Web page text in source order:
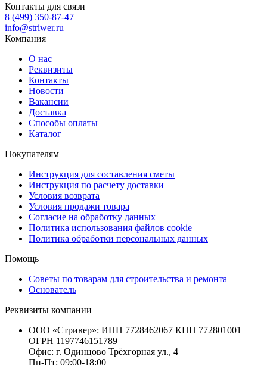
Контакты для связи
8 (499) 350-87-47
info@striwer.ru
Компания
О нас
Реквизиты
Контакты
Новости
Вакансии
Доставка
Способы оплаты
Каталог
Покупателям
Инструкция для составления сметы
Инструкция по расчету доставки
Условия возврата
Условия продажи товара
Согласие на обработку данных
Политика использования файлов cookie
Политика обработки персональных данных
Помощь
Советы по товарам для строительства и ремонта
Основатель
Реквизиты компании
ООО «Стривер»: ИНН 7728462067 КПП 772801001
ОГРН 1197746151789
Офис: г. Одинцово Трёхгорная ул., 4
Пн-Пт: 09:00-18:00